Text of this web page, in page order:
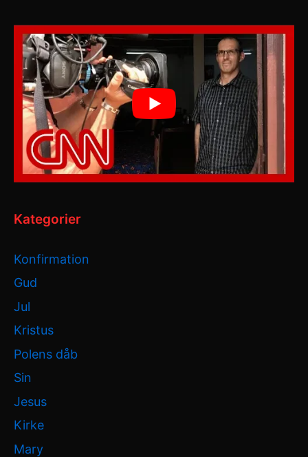
Kategorier
Konfirmation
Gud
Jul
Kristus
Polens dåb
Sin
Jesus
Kirke
Mary